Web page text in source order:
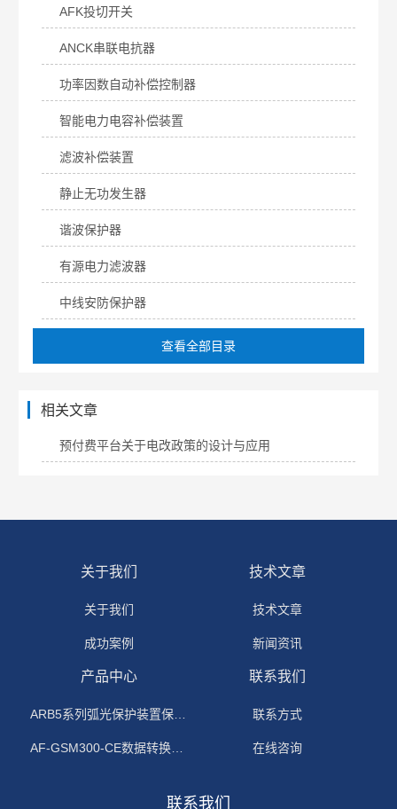
AFK投切开关
ANCK串联电抗器
功率因数自动补偿控制器
智能电力电容补偿装置
滤波补偿装置
静止无功发生器
谐波保护器
有源电力滤波器
中线安防保护器
查看全部目录
相关文章
预付费平台关于电改政策的设计与应用
关于我们
关于我们
成功案例
技术文章
技术文章
新闻资讯
产品中心
ARB5系列弧光保护装置保护功能原理
AF-GSM300-CE数据转换模块
联系我们
联系方式
在线咨询
联系我们